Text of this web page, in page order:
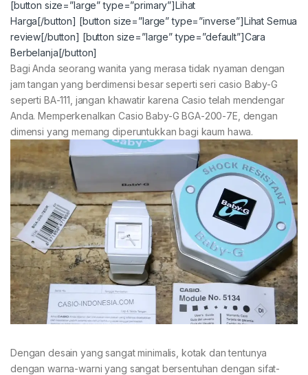
[button size=”large” type=”primary”]Lihat
Harga[/button] [button size=”large” type=”inverse”]Lihat Semua
review[/button] [button size=”large” type=”default”]Cara
Berbelanja[/button]
Bagi Anda seorang wanita yang merasa tidak nyaman dengan
jam tangan yang berdimensi besar seperti seri casio Baby-G
seperti BA-111, jangan khawatir karena Casio telah mendengar
Anda. Memperkenalkan Casio Baby-G BGA-200-7E, dengan
dimensi yang memang diperuntukkan bagi kaum hawa.
Dengan desain yang sangat minimalis, kotak dan tentunya
dengan warna-warni yang sangat bersentuhan dengan sifat-